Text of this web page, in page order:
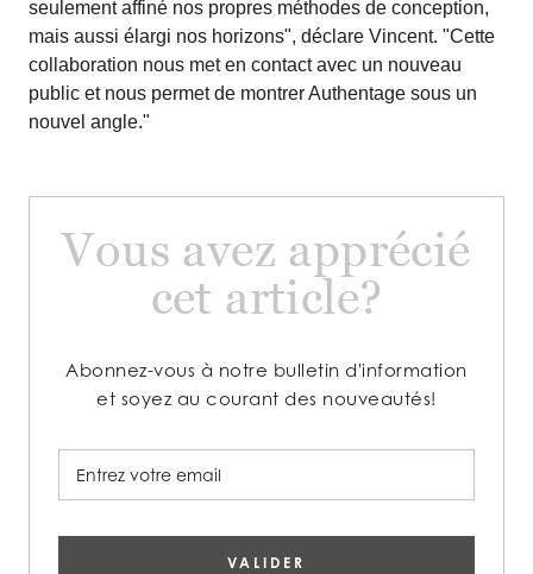
seulement affiné nos propres méthodes de conception,
mais aussi élargi nos horizons", déclare Vincent. "Cette
collaboration nous met en contact avec un nouveau
public et nous permet de montrer Authentage sous un
nouvel angle."
Vous avez apprécié
cet article?
Abonnez-vous à notre bulletin d'information
et soyez au courant des nouveautés!
VALIDER